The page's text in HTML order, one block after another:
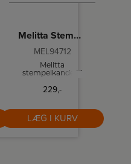
Melitta Stempelkande
MEL94712
Melitta
stempelkande til
229,-
LÆG I KURV